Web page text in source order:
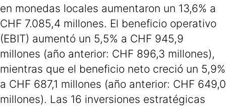
en monedas locales aumentaron un 13,6% a
CHF 7.085,4 millones. El beneficio operativo
(EBIT) aumentó un 5,5% a CHF 945,9
millones (año anterior: CHF 896,3 millones),
mientras que el beneficio neto creció un 5,9%
a CHF 687,1 millones (año anterior: CHF 649,0
millones). Las 16 inversiones estratégicas